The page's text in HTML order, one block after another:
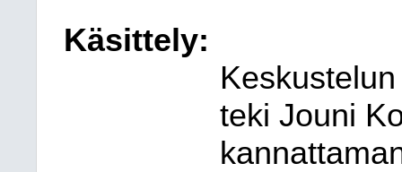
Käsittely:
teki Jouni